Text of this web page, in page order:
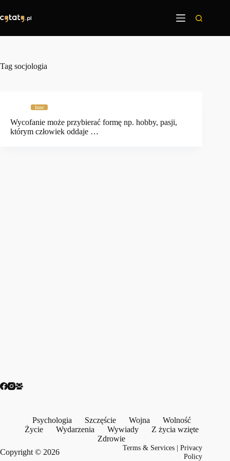
treści
Tag socjologia
Inne
Wycofanie może przybierać formę np. hobby, pasji,
którym człowiek oddaje …
Psychologia Szczęście Wojna
Wolność
Życie
Wydarzenia Wywiady
Z życia wzięte
Zdrowie
Copyright © 2026
Terms & Services |Privacy
Policy